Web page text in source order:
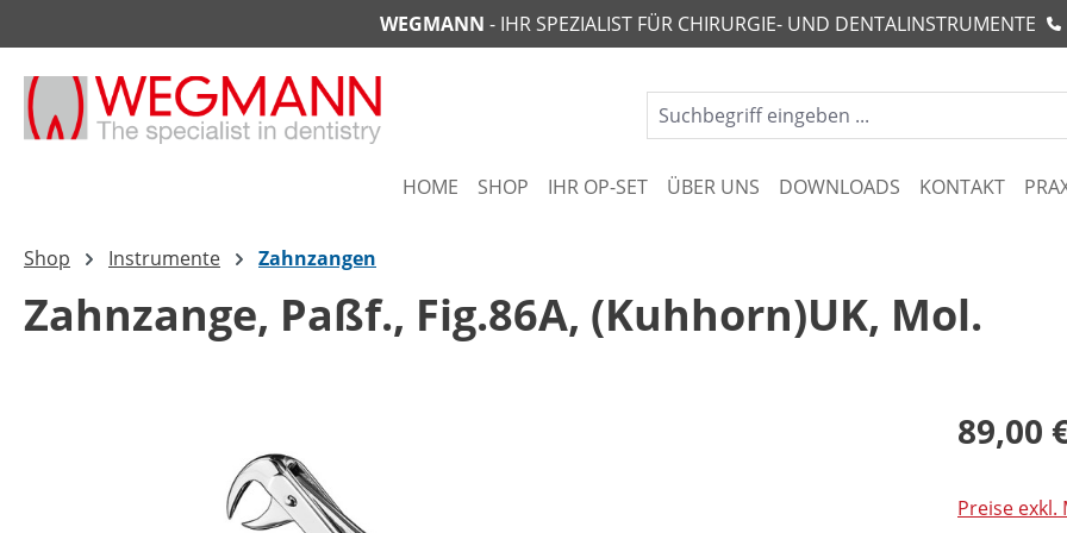
Zur Hauptnavigation springenWEGMANN - IHR SPEZIALIST FÜR CHIRURGIE- UND DENTALINSTRUMENTE
HOME SHOP IHR OP-SET ÜBER UNS DOWNLOADS KONTAKT
Shop Instrumente Zahnzangen
Zahnzange, Paßf., Fig.86A, (Kuhhorn)UK, Mol.
89,00
Preise exkl.